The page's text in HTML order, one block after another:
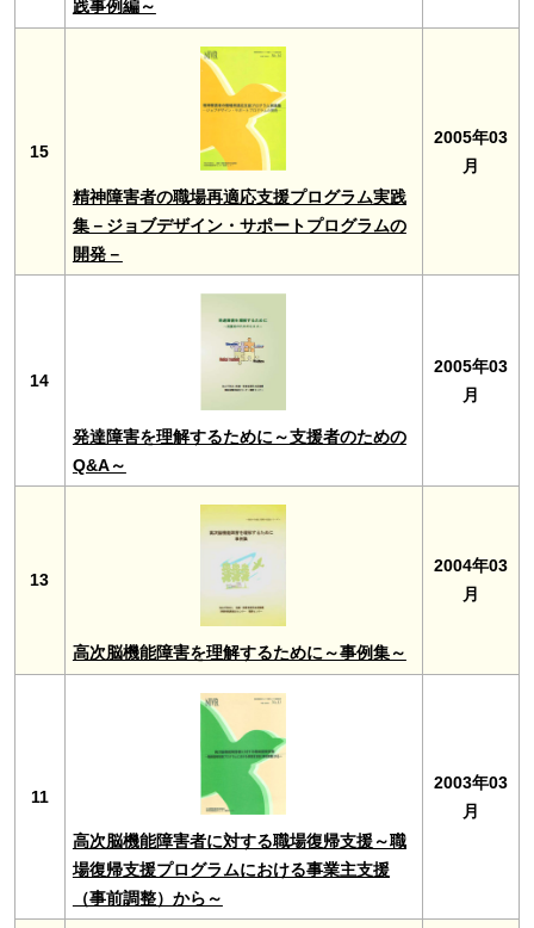
践事例編～
15
精神障害者の職場再適応支援プログラム実践
集－ジョブデザイン・サポートプログラムの
開発－
2005年03
月
14
発達障害を理解するために～支援者のための
Q&A～
2005年03
月
13
高次脳機能障害を理解するために～事例集～
2004年03
月
11
高次脳機能障害者に対する職場復帰支援～職
場復帰支援プログラムにおける事業主支援
（事前調整）から～
2003年03
月